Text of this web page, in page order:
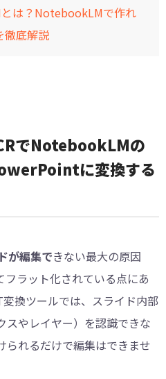
は？NotebookLMで作れ
徹底解説
でNotebookLMの
に変換する
が編集できない最大の原因
ラット化されている点にあ
換ツールでは、スライド内部
スやレイヤー）を認識できな
られるだけで編集はできませ